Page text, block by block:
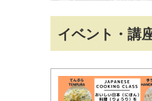
イベント・講